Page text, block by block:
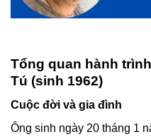
Tổng quan hành
Tú (sinh 1962)
Cuộc đời và gia đình
Ông sinh ngày 20 tháng 1